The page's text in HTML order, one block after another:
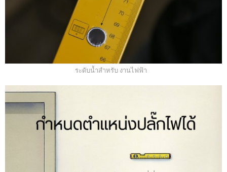
ระดับน้ำสำหรับ งานไฟฟ้า